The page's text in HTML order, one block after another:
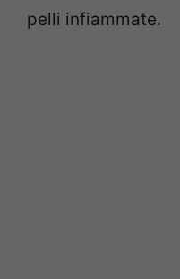
pelli infiammate.